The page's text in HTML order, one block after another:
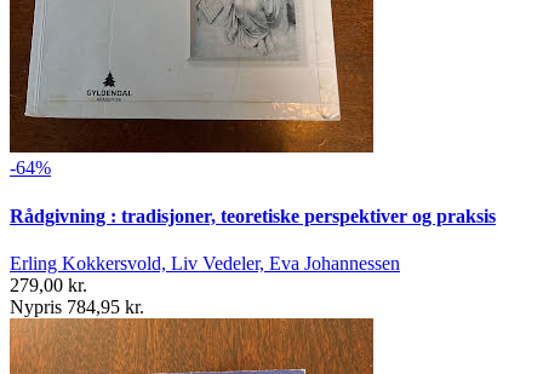
-64%
Rådgivning : tradisjoner, teoretiske perspektiver og praksis
Erling Kokkersvold, Liv Vedeler, Eva Johannessen
279,00 kr.
Nypris 784,95 kr.